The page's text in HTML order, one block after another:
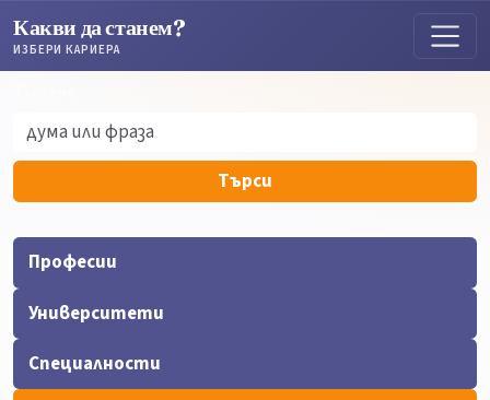
Какви да станем?
ИЗБЕРИ КАРИЕРА
Търси
Професии
Университети
Специалности